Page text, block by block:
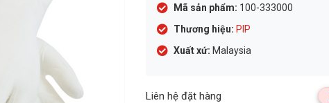
Mã sản phẩm: 100-333000
Thương hiệu: PIP
Xuất xứ: Malaysia
Liên hệ đặt hàng